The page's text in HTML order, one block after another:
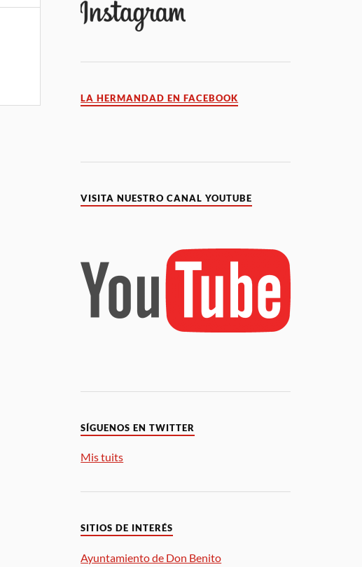
LA HERMANDAD EN FACEBOOK
VISITA NUESTRO CANAL YOUTUBE
SÍGUENOS EN TWITTER
Mis tuits
SITIOS DE INTERÉS
Ayuntamiento de Don Benito